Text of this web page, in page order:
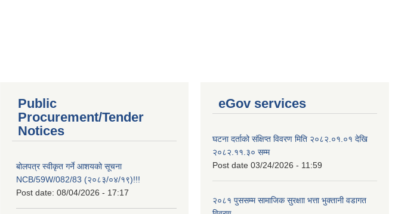
Public
Procurement/Tender
Notices
बोलपत्र स्वीकृत गर्ने आशयको सूचना
NCB/59W/082/83 (२०८३/०४/१९)!!!
Post date: 08/04/2026 - 17:17
eGov services
घटना दर्ताको संक्षिप्त विवरण मिति २०८२.०१.०१ देखि
२०८२.११.३० सम्म
Post date 03/24/2026 - 11:59
२०८१ पुससम्म सामाजिक सुरक्षाा भत्ता भुक्तानी वडागत